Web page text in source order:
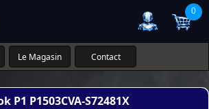
0
Le Magasin Contact
P1 P1503CVA-S72481X